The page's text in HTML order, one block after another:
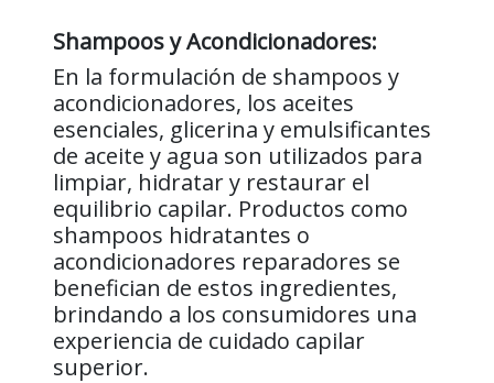
Shampoos y Acondicionadores:
En la formulación de shampoos y
acondicionadores, los aceites
esenciales, glicerina y emulsificantes
de aceite y agua son utilizados para
limpiar, hidratar y restaurar el
equilibrio capilar. Productos como
shampoos hidratantes o
acondicionadores reparadores se
benefician de estos ingredientes,
brindando a los consumidores una
experiencia de cuidado capilar
superior.